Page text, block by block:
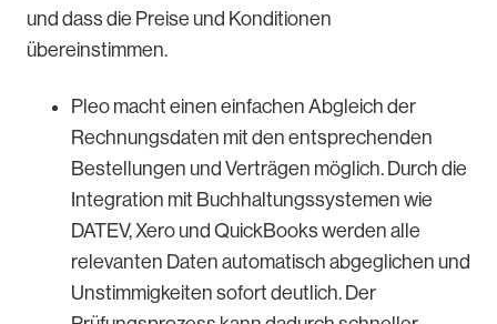
und dass die Preise und Konditionen
übereinstimmen.
Pleo macht einen einfachen Abgleich der
Rechnungsdaten mit den entsprechenden
Bestellungen und Verträgen möglich. Durch die
Integration mit Buchhaltungssystemen wie
DATEV, Xero und QuickBooks werden alle
relevanten Daten automatisch abgeglichen und
Unstimmigkeiten sofort deutlich. Der